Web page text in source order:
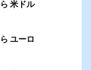
米ドル
ユーロ